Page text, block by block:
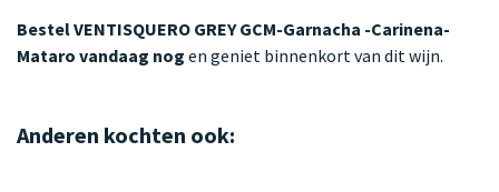
Bestel VENTISQUERO GREY GCM-Garnacha -Carinena-
Mataro vandaag nog en geniet binnenkort van dit wijn.
Anderen kochten ook: